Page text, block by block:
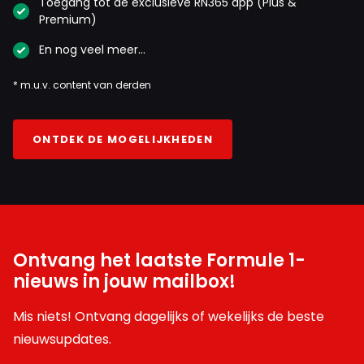
7 mei 21:11
7 mei 21:38
Just luck! J.P.M.😉
Premium)
En nog veel meer…
* m.u.v. content van derden
ONTDEK DE MOGELIJKHEDEN
Ontvang het laatste Formule 1-
nieuws in jouw mailbox!
Mis niets! Ontvang dagelijks of wekelijks de beste
nieuwsupdates.